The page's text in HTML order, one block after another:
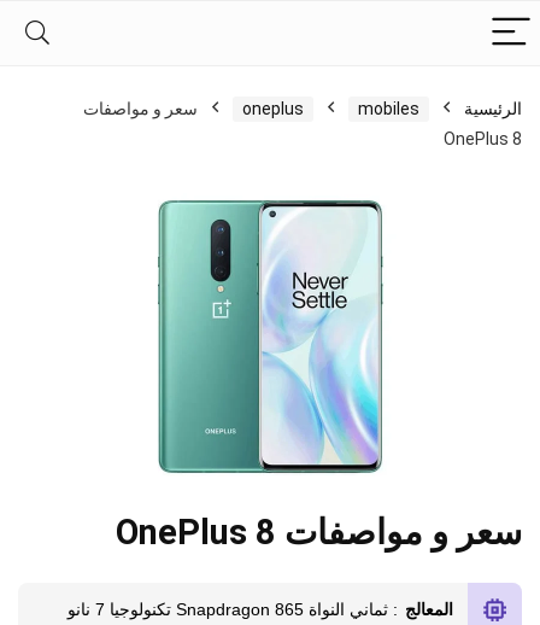
الرئيسية mobiles
oneplus
سعر و مواصفات
OnePlus 8
سعر و مواصفات OnePlus 8
المعالج : ثماني النواة Snapdragon 865 تكنولوجيا 7 نانو